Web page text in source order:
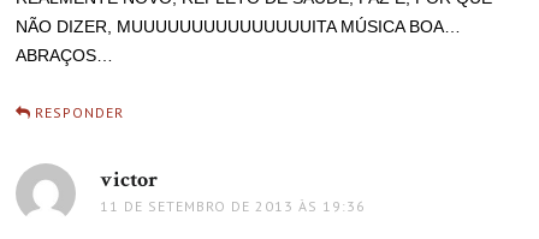
NÃO DIZER, MUUUUUUUUUUUUUUUITA MÚSICA BOA…
ABRAÇOS…
RESPONDER
victor
11 DE SETEMBRO DE 2013 ÀS 19:36